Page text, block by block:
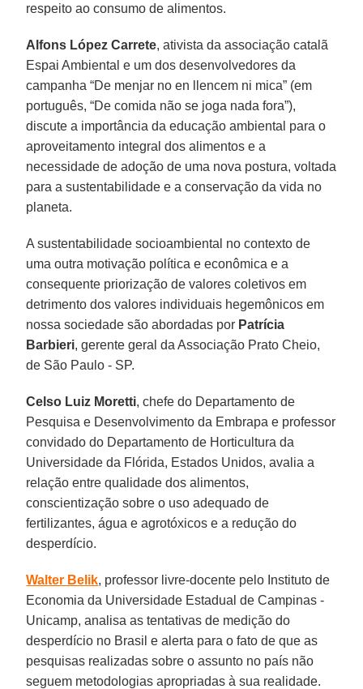
respeito ao consumo de alimentos.
Alfons López Carrete, ativista da associação catalã
Espai Ambiental e um dos desenvolvedores da
campanha “De menjar no en llencem ni mica” (em
português, “De comida não se joga nada fora”),
discute a importância da educação ambiental para o
aproveitamento integral dos alimentos e a
necessidade de adoção de uma nova postura, voltada
para a sustentabilidade e a conservação da vida no
planeta.
A sustentabilidade socioambiental no contexto de
uma outra motivação política e econômica e a
consequente priorização de valores coletivos em
detrimento dos valores individuais hegemônicos em
nossa sociedade são abordadas por Patrícia
Barbieri, gerente geral da Associação Prato Cheio,
de São Paulo - SP.
Celso Luiz Moretti, chefe do Departamento de
Pesquisa e Desenvolvimento da Embrapa e professor
convidado do Departamento de Horticultura da
Universidade da Flórida, Estados Unidos, avalia a
relação entre qualidade dos alimentos,
conscientização sobre o uso adequado de
fertilizantes, água e agrotóxicos e a redução do
desperdício.
Walter Belik, professor livre-docente pelo Instituto de
Economia da Universidade Estadual de Campinas -
Unicamp, analisa as tentativas de medição do
desperdício no Brasil e alerta para o fato de que as
pesquisas realizadas sobre o assunto no país não
seguem metodologias apropriadas à sua realidade.